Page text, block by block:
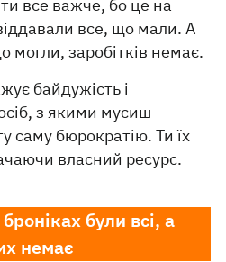
все важче, бо це на
все, що мали. А
могли, заробітків немає.
байдужість і
з якими мусиш
саму бюрократію. Ти їх
власний ресурс.
були всі, а
немає